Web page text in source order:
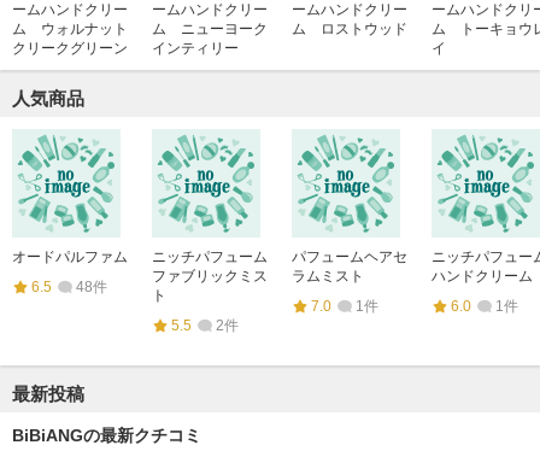
ームハンドクリー
ム ウォルナット
クリークグリーン
ームハンドクリー
ム ニューヨーク
インティリー
ームハンドクリー
ム ロストウッド
ームハンドクリ
ム トーキョウ
イ
人気商品
オードパルファム
6.5
48件
ニッチパフューム
ファブリックミス
ト
5.5
2件
パフュームヘアセ
ラムミスト
7.0
1件
ニッチパフュー
ハンドクリーム
6.0
1件
最新投稿
BiBiANGの最新クチコミ